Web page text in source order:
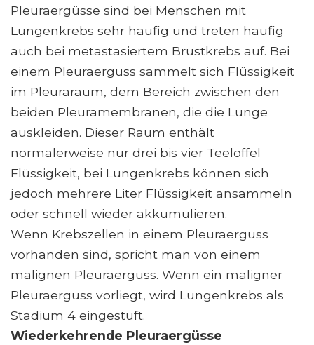
Pleuraergüsse sind bei Menschen mit
Lungenkrebs sehr häufig und treten häufig
auch bei metastasiertem Brustkrebs auf. Bei
einem Pleuraerguss sammelt sich Flüssigkeit
im Pleuraraum, dem Bereich zwischen den
beiden Pleuramembranen, die die Lunge
auskleiden. Dieser Raum enthält
normalerweise nur drei bis vier Teelöffel
Flüssigkeit, bei Lungenkrebs können sich
jedoch mehrere Liter Flüssigkeit ansammeln
oder schnell wieder akkumulieren.
Wenn Krebszellen in einem Pleuraerguss
vorhanden sind, spricht man von einem
malignen Pleuraerguss. Wenn ein maligner
Pleuraerguss vorliegt, wird Lungenkrebs als
Stadium 4 eingestuft.
Wiederkehrende Pleuraergüsse